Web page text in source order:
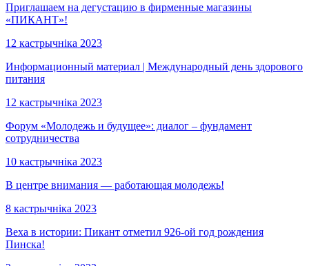
Приглашаем на дегустацию в фирменные магазины
«ПИКАНТ»!
12 кастрычніка 2023
Информационный материал | Международный день здорового
питания
12 кастрычніка 2023
Форум «Молодежь и будущее»: диалог – фундамент
сотрудничества
10 кастрычніка 2023
В центре внимания — работающая молодежь!
8 кастрычніка 2023
Веха в истории: Пикант отметил 926-ой год рождения
Пинска!